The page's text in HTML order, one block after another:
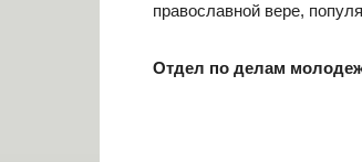
православной вере,
Отдел по делам